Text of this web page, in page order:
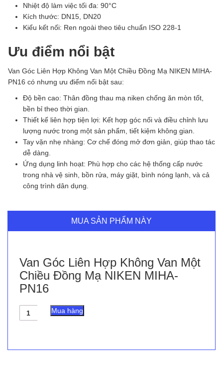
Nhiệt độ làm việc tối đa: 90°C
Kích thước: DN15, DN20
Kiểu kết nối: Ren ngoài theo tiêu chuẩn ISO 228-1
Ưu điểm nổi bật
Van Góc Liên Hợp Không Van Một Chiều Đồng Mạ NIKEN MIHA-
PN16 có nhưng ưu điểm nổi bật sau:
Độ bền cao: Thân đồng thau mạ niken chống ăn mòn tốt,
bền bỉ theo thời gian.
Thiết kế liên hợp tiện lợi: Kết hợp góc nối và điều chỉnh lưu
lượng nước trong một sản phẩm, tiết kiệm không gian.
Tay vặn nhẹ nhàng: Cơ chế đóng mở đơn giản, giúp thao tác
dễ dàng.
Ứng dụng linh hoạt: Phù hợp cho các hệ thống cấp nước
trong nhà vệ sinh, bồn rửa, máy giặt, bình nóng lạnh, và cả
công trình dân dụng.
MUA SẢN PHẨM NÀY
Van Góc Liên Hợp Không Van Một
Chiều Đồng Mạ NIKEN MIHA-
PN16
Van
Góc
Mua hàng